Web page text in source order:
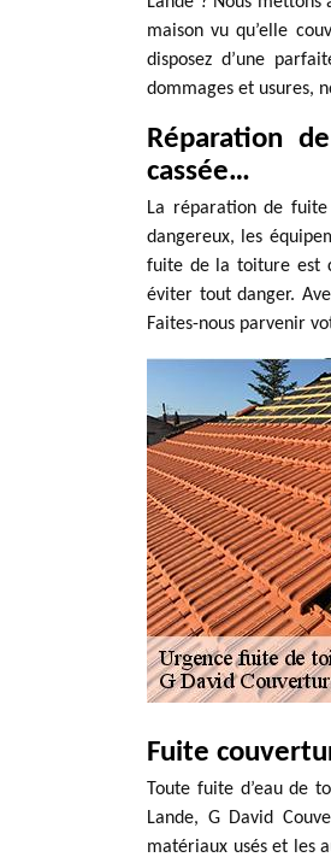
maison vu qu’elle
disposez d’une
dommages et usures,
Réparation
cassée…
La réparation de
dangereux, les
fuite de la toiture est
éviter tout danger.
Faites-nous parvenir
Fuite
Toute fuite d’eau de
Lande, G David
matériaux usés et les